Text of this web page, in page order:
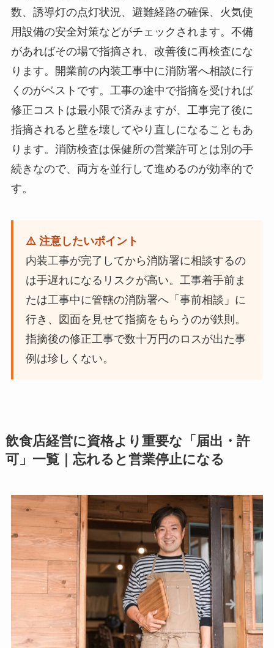
数、誘導灯の点灯状況、避難経路の確保、火気使
用設備の安全対策などがチェックされます。不備
があればその場で指摘され、改善後に再検査にな
ります。開業前の内装工事中に消防署へ相談に行
くのがベストです。工事の途中で指摘を受ければ
修正コストは最小限で済みますが、工事完了後に
指摘されると壁を壊してやり直しになることもあ
ります。消防検査は保健所の営業許可とは別の手
続きなので、両方を並行して進めるのが効率的で
す。
⚠️ 注意したいポイント
内装工事が完了してから消防署に相談するの
は手遅れになるリスクが高い。工事着手前ま
たは工事中に管轄の消防署へ「事前相談」に
行き、図面を見せて指摘をもらうのが鉄則。
指摘後の修正工事で数十万円のロスが出た事
例は珍しくない。
飲食店経営に資格より重要な「届出・許
可」一覧｜忘れると営業停止になる